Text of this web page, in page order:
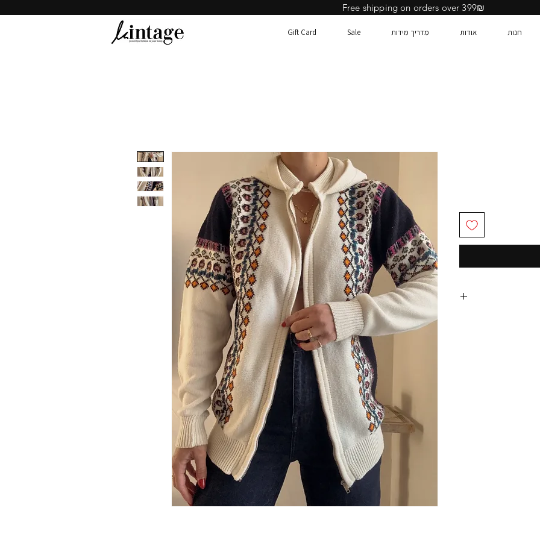
Free shipping on orders over 399₪
חנות אודות מדריך מידות Sale
Gift Card